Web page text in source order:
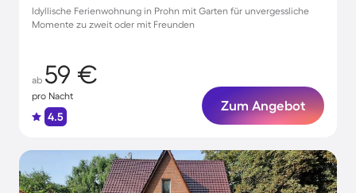
Idyllische Ferienwohnung in Prohn mit Garten für unvergessliche
Momente zu zweit oder mit Freunden
ab 59 €
pro Nacht
4.5
Zum Angebot